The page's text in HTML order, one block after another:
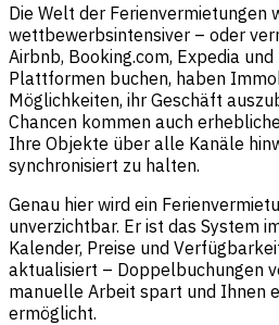
Die Welt der Ferienvermietungen
wettbewerbsintensiver – oder
Airbnb, Booking.com, Expedia
Plattformen buchen, haben
Möglichkeiten, ihr Geschäft
Chancen kommen auch
Ihre Objekte über alle Kanäle
synchronisiert zu halten.
Genau hier wird ein
unverzichtbar. Er ist das System
Kalender, Preise und
aktualisiert – Doppelbuchungen
manuelle Arbeit spart und Ihnen
ermöglicht.